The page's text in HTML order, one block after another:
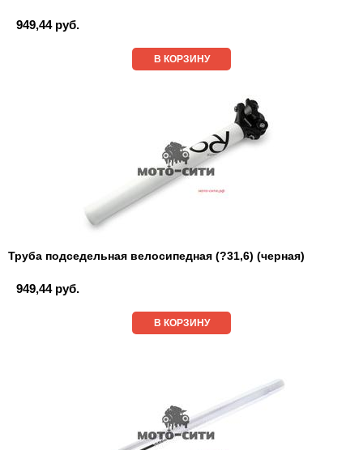
949,44 руб.
В КОРЗИНУ
Труба подседельная велосипедная (?31,6) (черная)
949,44 руб.
В КОРЗИНУ